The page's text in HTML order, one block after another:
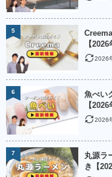
【2026
2026
5
魚べい
【2026
2026
6
丸源ラ
き【
7